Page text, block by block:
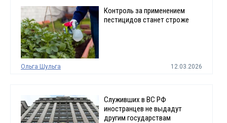
Контроль за применением
пестицидов станет строже
Ольга Шульга 12.03.2026
Служивших в ВС РФ
иностранцев не выдадут
другим государствам